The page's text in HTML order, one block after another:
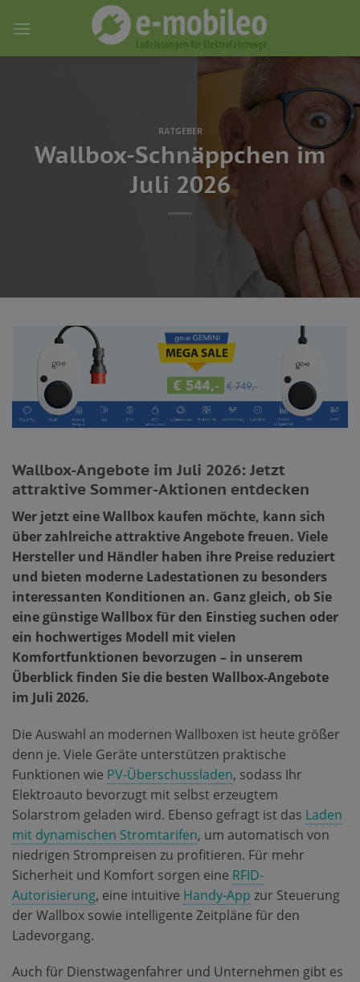
RATGEBER
Wallbox-Schnäppchen im
Juli 2026
Wallbox-Angebote im Juli 2026: Jetzt
attraktive Sommer-Aktionen entdecken
Wer jetzt eine Wallbox kaufen möchte, kann sich
über zahlreiche attraktive Angebote freuen. Viele
Hersteller und Händler haben ihre Preise reduziert
und bieten moderne Ladestationen zu besonders
interessanten Konditionen an. Ganz gleich, ob Sie
eine günstige Wallbox für den Einstieg suchen oder
ein hochwertiges Modell mit vielen
Komfortfunktionen bevorzugen – in unserem
Überblick finden Sie die besten Wallbox-Angebote
im Juli 2026.
Die Auswahl an modernen Wallboxen ist heute größer
denn je. Viele Geräte unterstützen praktische
Funktionen wie PV-Überschussladen, sodass Ihr
Elektroauto bevorzugt mit selbst erzeugtem
Solarstrom geladen wird. Ebenso gefragt ist das Laden
mit dynamischen Stromtarifen, um automatisch von
niedrigen Strompreisen zu profitieren. Für mehr
Sicherheit und Komfort sorgen eine RFID-
Autorisierung, eine intuitive Handy-App zur Steuerung
der Wallbox sowie intelligente Zeitpläne für den
Ladevorgang.
Auch für Dienstwagenfahrer und Unternehmen gibt es